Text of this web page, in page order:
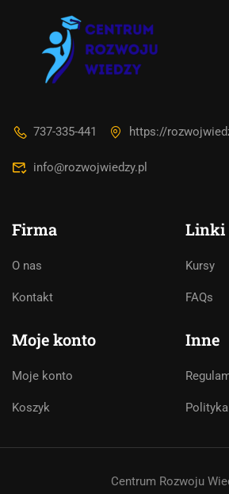
737-335-441 https://
info@rozwojwiedzy.pl
Firma
O nas
Kontakt
Linki
Kursy
FAQs
Moje konto
Moje konto
Koszyk
Inne
Centrum Rozwoju
asystentem AI. Jak